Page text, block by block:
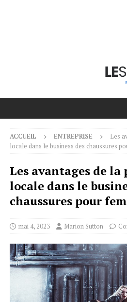
ACCUEIL ENTREPRISE
Les
locale dans le business des chaussures
Les avantages de
locale dans le
chaussures pour
mai 4, 2023 Marion Sutton